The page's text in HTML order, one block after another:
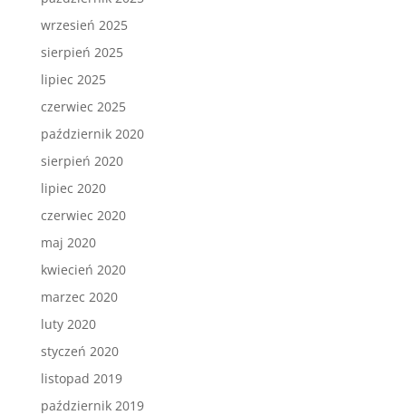
wrzesień 2025
sierpień 2025
lipiec 2025
czerwiec 2025
październik 2020
sierpień 2020
lipiec 2020
czerwiec 2020
maj 2020
kwiecień 2020
marzec 2020
luty 2020
styczeń 2020
listopad 2019
październik 2019